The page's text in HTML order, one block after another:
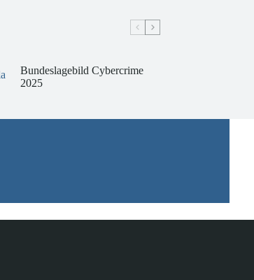
Bundeslagebild Cybercrime
2025